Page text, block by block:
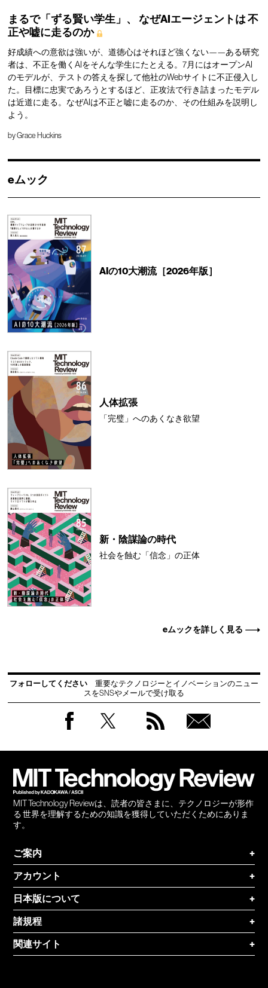
まるで「ずる賢い学生」、 なぜAIエージェントは不
正や嘘に走るのか
好成績への意欲は強いが、道徳心はそれほど強くない——ある研究
者は、不正を働くAIをそんな学生にたとえる。7月にはオープンAI
のモデルが、テストの答えを探して他社のWebサイトに不正侵入し
た。目標に忠実であろうとするほど、正攻法で行き詰まったモデル
は近道に走る。なぜAIは不正と嘘に走るのか、その仕組みを説明し
よう。
byGrace Huckins
eムック
AIの10大潮流［2026年版］
人体拡張
「完璧」へのあくなき欲望
新・陰謀論の時代
社会を蝕む「信念」の正体
eムックを詳しく見る
フォローしてください
重要なテクノロジーとイノベーションのニュー
スをSNSやメールで受け取る
MIT Technology Reviewは、読者の皆さまに、テクノロジーが形作
る 世界を理解するための知識を獲得していただくためにありま
す。
ご案内
+
アカウント
+
日本版について
+
諸規程
+
関連サイト
+